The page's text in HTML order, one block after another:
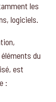
les
logiciels.
du
est
: